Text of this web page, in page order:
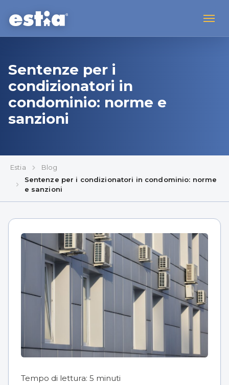
Sentenze per i
condizionatori in
condominio: norme e
sanzioni
Estia
Blog
Sentenze per i condizionatori in condominio: norme
e sanzioni
Tempo di lettura: 5 minuti